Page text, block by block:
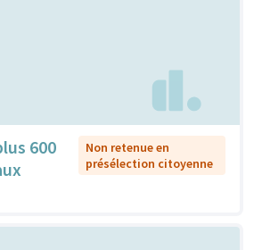
600
Non retenue en
présélection citoyenne